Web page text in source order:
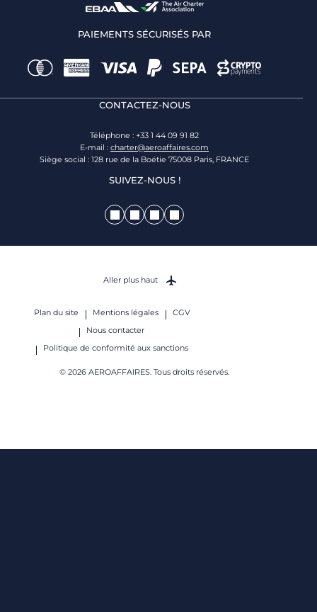
PAIEMENTS SÉCURISÉS PAR
CONTACTEZ-NOUS
Téléphone : +33 1 44 09 91 82
E-mail : charter@aeroaffaires.com
Siège social : 128 rue de la Boétie 75008 Paris, FRANCE
SUIVEZ-NOUS !
Plan du site Mentions légales
CGV
Nous contacter
Politique de conformité aux sanctions
© 2026 AEROAFFAIRES. Tous droits réservés.
Aller plus haut